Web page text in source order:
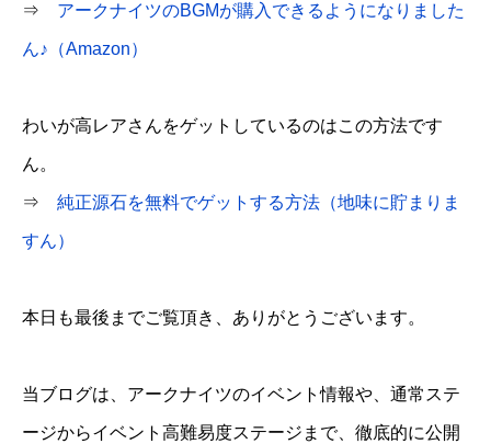
⇒ アークナイツのBGMが購入できるようになりました
ん♪（Amazon）
わいが高レアさんをゲットしているのはこの方法です
ん。
⇒ 純正源石を無料でゲットする方法（地味に貯まりま
すん）
本日も最後までご覧頂き、ありがとうございます。
当ブログは、アークナイツのイベント情報や、通常ステ
ージからイベント高難易度ステージまで、徹底的に公開